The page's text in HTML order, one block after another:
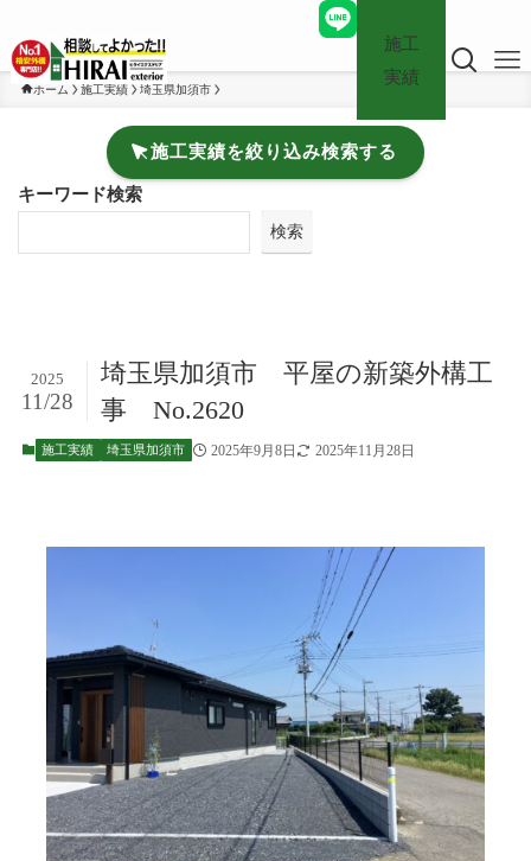
施工
実績
ホーム 施工実績 埼玉県加須市
施工実績を絞り込み検索する
キーワード検索
検索
埼玉県加須市 平屋の新築外構工
事 No.2620
2025
11/28
施工実績 埼玉県加須市 2025年9月8日 2025年11月28日